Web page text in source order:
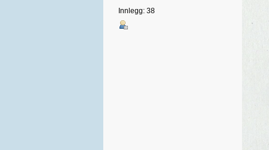
Innlegg: 38